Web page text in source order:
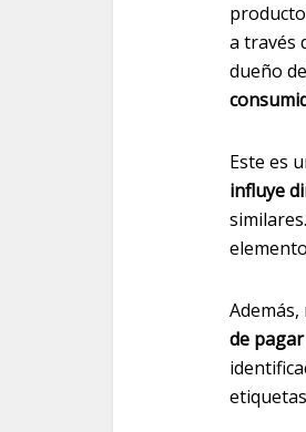
a través
dueño
Este es
influye
de